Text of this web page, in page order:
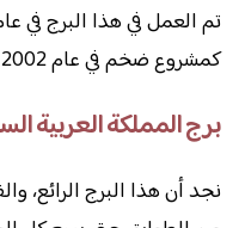
كمشروع ضخم في عام 2002 ميلادياً.
برج المملكة العربية
نجد أن هذا البرج الرائع،